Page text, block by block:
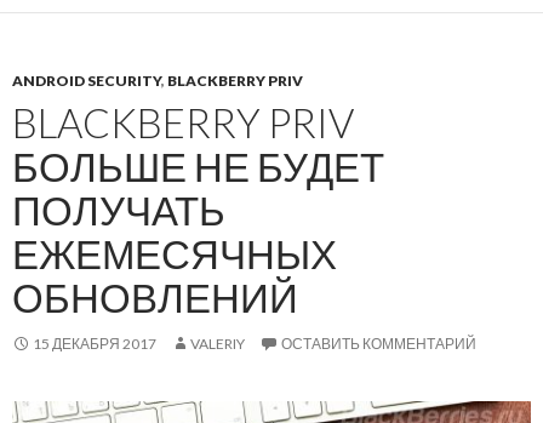
ANDROID SECURITY, BLACKBERRY PRIV
BLACKBERRY PRIV
БОЛЬШЕ НЕ БУДЕТ
ПОЛУЧАТЬ
ЕЖЕМЕСЯЧНЫХ
ОБНОВЛЕНИЙ
15 ДЕКАБРЯ 2017 VALERIY ОСТАВИТЬ КОММЕНТАРИЙ